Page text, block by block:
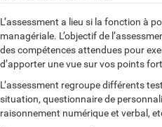
L’assessment a lieu si la fonction à
managériale. L’objectif de
des compétences attendues pour
d’apporter une vue sur vos points
L’assessment regroupe différents
situation, questionnaire de
raisonnement numérique et verbal,